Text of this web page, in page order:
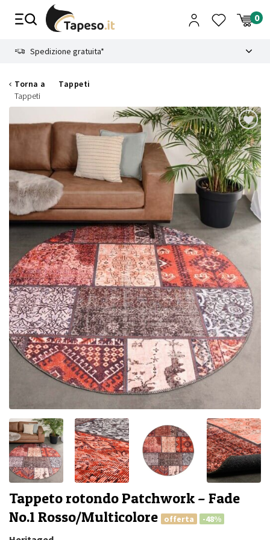
Spedizione gratuita*
Torna a
Tappeti
Tappeti
Tappeto rotondo Patchwork – Fade
No.1 Rosso/Multicolore
offerta -48%